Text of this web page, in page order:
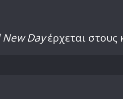
Dayέρχεται στους